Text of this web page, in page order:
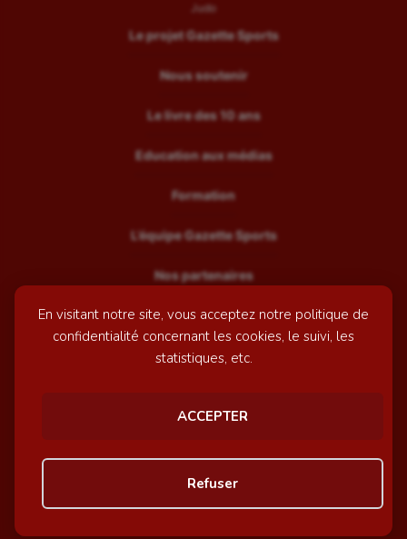
En visitant notre site, vous acceptez notre politique de
confidentialité concernant les cookies, le suivi, les
statistiques, etc.
ACCEPTER
Refuser
Judo
Le projet Gazette Sports
Nous soutenir
Le livre des 10 ans
Education aux médias
Formation
L’équipe Gazette Sports
Nos partenaires
Recrutement
Mentions légales
© GazetteSports - 2026 | Site internet réalisé par
Awelty